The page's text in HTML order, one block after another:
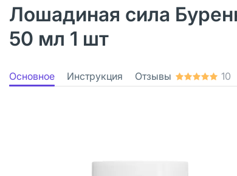
Лошадиная сила
50 мл 1 шт
Основное Инструкция Отзывы 10